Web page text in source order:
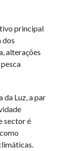
principal
dos
alterações
da Luz, a par
sector é